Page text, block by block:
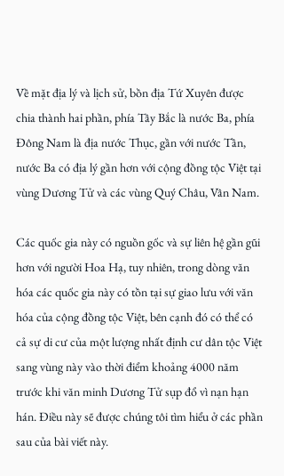
Về mặt địa lý và lịch sử, bồn địa Tứ Xuyên được
chia thành hai phần, phía Tây Bắc là nước Ba, phía
Đông Nam là địa nước Thục, gần với nước Tần,
nước Ba có địa lý gần hơn với cộng đồng tộc Việt tại
vùng Dương Tử và các vùng Quý Châu, Vân Nam.
Các quốc gia này có nguồn gốc và sự liên hệ gần gũi
hơn với người Hoa Hạ, tuy nhiên, trong dòng văn
hóa các quốc gia này có tồn tại sự giao lưu với văn
hóa của cộng đồng tộc Việt, bên cạnh đó có thể có
cả sự di cư của một lượng nhất định cư dân tộc Việt
sang vùng này vào thời điểm khoảng 4000 năm
trước khi văn minh Dương Tử sụp đổ vì nạn hạn
hán. Điều này sẽ được chúng tôi tìm hiểu ở các phần
sau của bài viết này.